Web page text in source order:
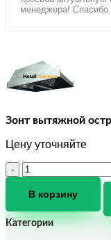
менеджера! Спасибо
Зонт вытяжной
Цену уточняйте
Количество
товара
Зонт
островной
ЗВО-24/12
В корзину
Категории